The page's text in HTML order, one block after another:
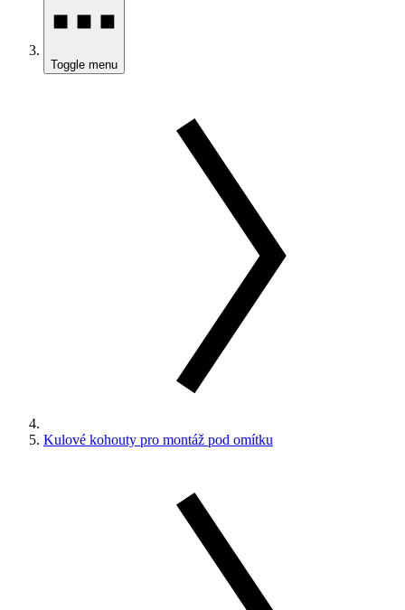
Toggle menu
Kulové kohouty pro montáž pod omítku